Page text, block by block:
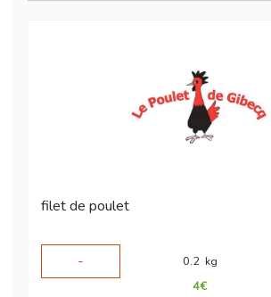
filet de poulet
-
0.2 kg
4€